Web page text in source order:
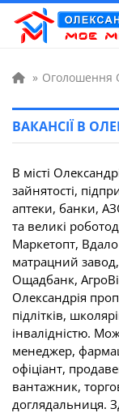
» Оголошення
ВАКАНСІЇ В
В місті
зайнятості,
аптеки, банки,
та великі
Маркетопт,
матрацний
Ощадбанк,
Олександрія
підлітків,
інвалідністю.
менеджер,
офіціант,
вантажник,
доглядальниця.